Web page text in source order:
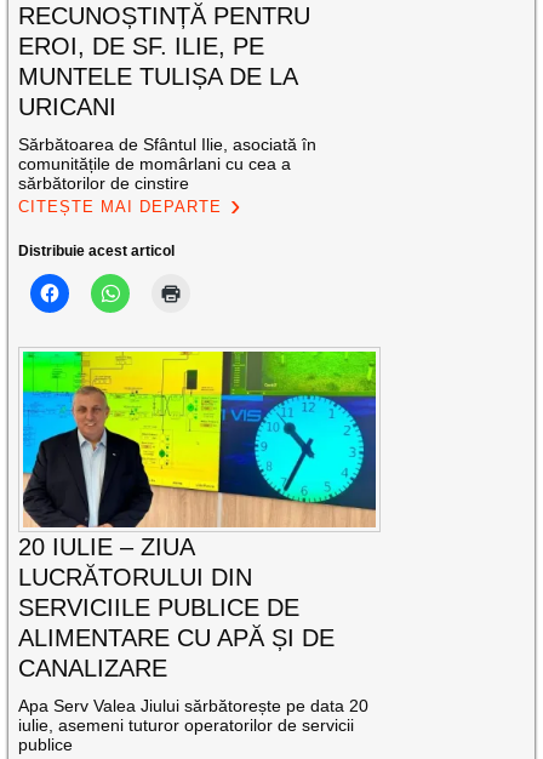
RECUNOȘTINȚĂ PENTRU
EROI, DE SF. ILIE, PE
MUNTELE TULIȘA DE LA
URICANI
Sărbătoarea de Sfântul Ilie, asociată în
comunitățile de momârlani cu cea a
sărbătorilor de cinstire
CITEȘTE MAI DEPARTE
Distribuie acest articol
20 IULIE – ZIUA
LUCRĂTORULUI DIN
SERVICIILE PUBLICE DE
ALIMENTARE CU APĂ ȘI DE
CANALIZARE
Apa Serv Valea Jiului sărbătorește pe data 20
iulie, asemeni tuturor operatorilor de servicii
publice